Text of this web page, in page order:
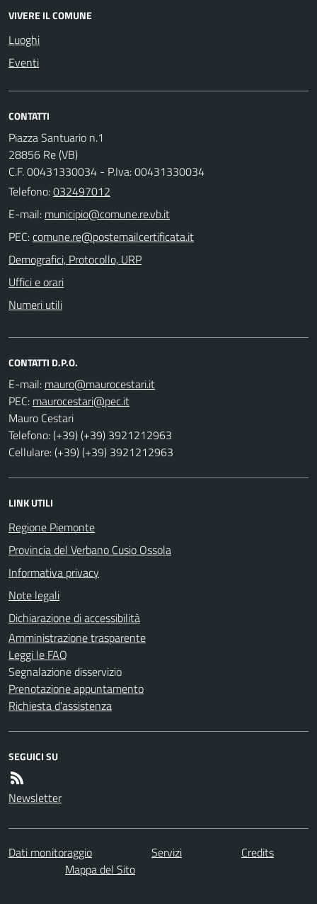
VIVERE IL COMUNE
Luoghi
Eventi
CONTATTI
Piazza Santuario n.1
28856 Re (VB)
C.F. 00431330034 - P.Iva: 00431330034
Telefono:032497012
E-mail:
PEC:
Demografici, Protocollo, URP
Uffici e orari
Numeri utili
CONTATTI D.P.O.
E-mail:
PEC:
Mauro Cestari
Telefono: (+39) (+39) 3921212963
Cellulare: (+39) (+39) 3921212963
LINK UTILI
Regione Piemonte
Provincia del Verbano Cusio Ossola
Informativa privacy
Note legali
Dichiarazione di accessibilità
Amministrazione trasparente
Leggi le FAQ
Segnalazione disservizio
Prenotazione appuntamento
Richiesta d'assistenza
SEGUICI SU
Newsletter
Dati monitoraggio Servizi
Credits
Mappa del Sito